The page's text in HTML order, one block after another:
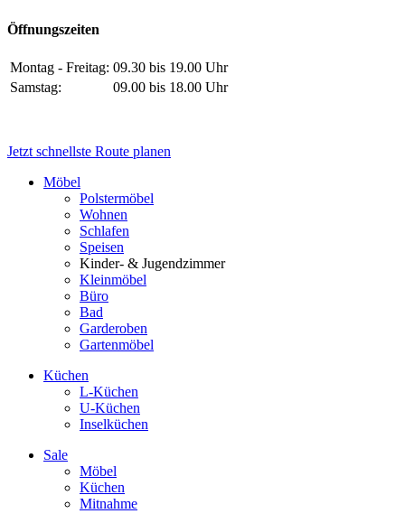
Öffnungszeiten
Montag - Freitag: 09.30 bis 19.00 Uhr
Samstag:
09.00 bis 18.00 Uhr
Jetzt schnellste Route planen
Möbel
Polstermöbel
Wohnen
Schlafen
Speisen
Kinder- & Jugendzimmer
Kleinmöbel
Büro
Bad
Garderoben
Gartenmöbel
Küchen
L-Küchen
U-Küchen
Inselküchen
Sale
Möbel
Küchen
Mitnahme